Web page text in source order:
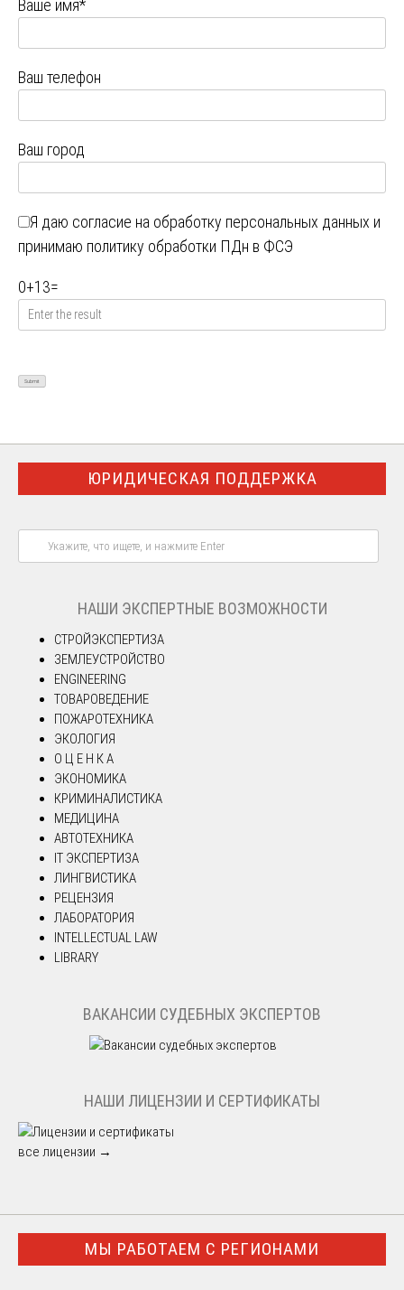
Ваше имя*
Ваш телефон
Ваш город
Я даю согласие на обработку персональных данных и
принимаю политику обработки ПДн в ФСЭ
0+13=
ЮРИДИЧЕСКАЯ ПОДДЕРЖКА
НАШИ ЭКСПЕРТНЫЕ ВОЗМОЖНОСТИ
СТРОЙЭКСПЕРТИЗА
ЗЕМЛЕУСТРОЙСТВО
ENGINEERING
ТОВАРОВЕДЕНИЕ
ПОЖАРОТЕХНИКА
ЭКОЛОГИЯ
О Ц Е Н К А
ЭКОНОМИКА
КРИМИНАЛИСТИКА
МЕДИЦИНА
АВТОТЕХНИКА
IT ЭКСПЕРТИЗА
ЛИНГВИСТИКА
РЕЦЕНЗИЯ
ЛАБОРАТОРИЯ
INTELLECTUAL LAW
LIBRARY
ВАКАНСИИ СУДЕБНЫХ ЭКСПЕРТОВ
НАШИ ЛИЦЕНЗИИ И СЕРТИФИКАТЫ
все лицензии →
МЫ РАБОТАЕМ С РЕГИОНАМИ